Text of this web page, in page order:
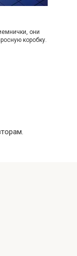
они
коробку.